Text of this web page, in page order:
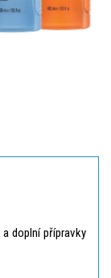
doplní přípravky